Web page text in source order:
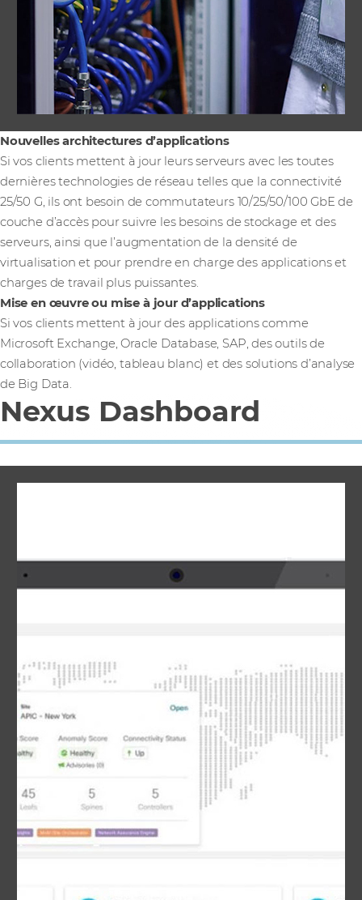
Nouvelles architectures d’applications
Si vos clients mettent à jour leurs serveurs avec les toutes
dernières technologies de réseau telles que la connectivité
25/50 G, ils ont besoin de commutateurs 10/25/50/100 GbE de
couche d’accès pour suivre les besoins de stockage et des
serveurs, ainsi que l’augmentation de la densité de
virtualisation et pour prendre en charge des applications et
charges de travail plus puissantes.
Mise en œuvre ou mise à jour d’applications
Si vos clients mettent à jour des applications comme
Microsoft Exchange, Oracle Database, SAP, des outils de
collaboration (vidéo, tableau blanc) et des solutions d’analyse
de Big Data.
Nexus Dashboard